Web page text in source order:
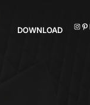
DOWNLOAD